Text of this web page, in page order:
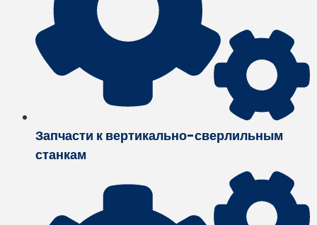
Запчасти к вертикально-сверлильным
станкам